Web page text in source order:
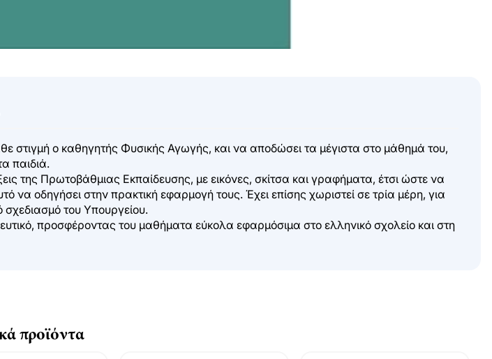
στιγμή ο καθηγητής Φυσικής Αγωγής, και να αποδώσει τα μέγιστα στο μάθημά του,
παιδιά.
της Πρωτοβάθμιας Εκπαίδευσης, με εικόνες, σκίτσα και γραφήματα, έτσι ώστε να
οδηγήσει στην πρακτική εφαρμογή τους. Έχει επίσης χωριστεί σε τρία μέρη, για
σχεδιασμό του Υπουργείου.
προσφέροντας του μαθήματα εύκολα εφαρμόσιμα στο ελληνικό σχολείο και στη
προϊόντα